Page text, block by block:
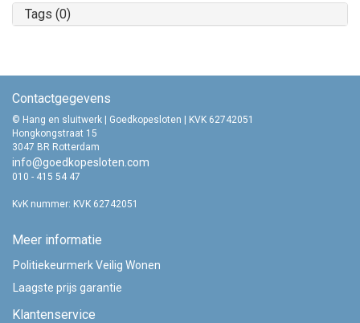
Tags (0)
Contactgegevens
© Hang en sluitwerk | Goedkopesloten | KVK 62742051
Hongkongstraat 15
3047 BR Rotterdam
info@goedkopesloten.com
010 - 415 54 47
KvK nummer: KVK 62742051
Meer informatie
Politiekeurmerk Veilig Wonen
Laagste prijs garantie
Klantenservice